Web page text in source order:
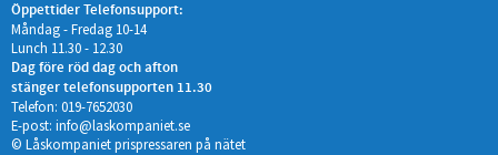
Öppettider Telefonsupport:
Måndag - Fredag 10-14
Lunch 11.30 - 12.30
Dag före röd dag och afton
stänger telefonsupporten 11.30
Telefon: 019-7652030
E-post: info@laskompaniet.se
© Låskompaniet prispressaren på nätet